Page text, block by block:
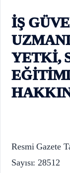
İŞ
YETKİ,
Resmi Gazete
Sayısı: 28512